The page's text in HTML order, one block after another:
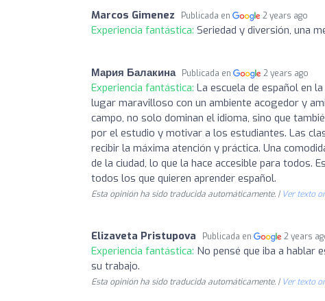
Marcos Gimenez Publicada en 2 years ago
Experiencia fantástica: Seriedad y diversión, una
Мария Балакина Publicada en 2 years ago
Experiencia fantástica: La escuela de español en
lugar maravilloso con un ambiente acogedor y
campo, no solo dominan el idioma, sino que
por el estudio y motivar a los estudiantes. Las
recibir la máxima atención y práctica. Una
de la ciudad, lo que la hace accesible para todos.
todos los que quieren aprender español.
Esta opinión ha sido traducida automáticamente. | Ver texto
Elizaveta Pristupova Publicada en 2 years
Experiencia fantástica: No pensé que iba a hablar
su trabajo.
Esta opinión ha sido traducida automáticamente. | Ver texto